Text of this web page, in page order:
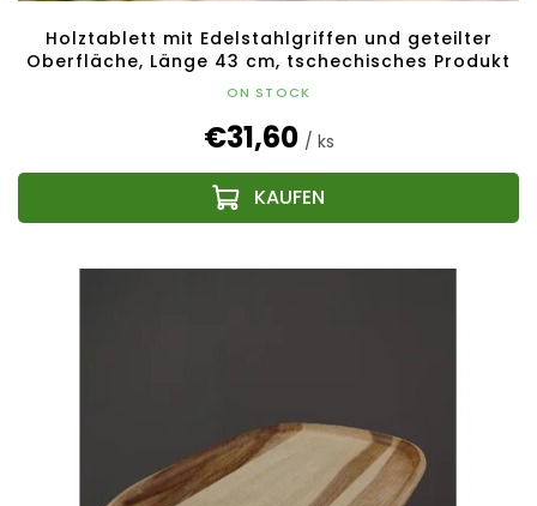
Holztablett mit Edelstahlgriffen und geteilter
Oberfläche, Länge 43 cm, tschechisches Produkt
ON STOCK
€31,60 / ks